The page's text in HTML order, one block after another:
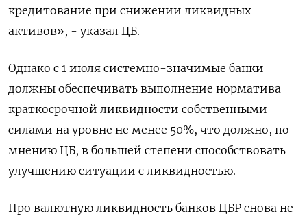
кредитование при снижении ликвидных
активов», - указал ЦБ.
Однако с 1 июля системно-значимые банки
должны обеспечивать выполнение норматива
краткосрочной ликвидности собственными
силами на уровне не менее 50%, что должно, по
мнению ЦБ, в большей степени способствовать
улучшению ситуации с ликвидностью.
Про валютную ликвидность банков ЦБР снова не